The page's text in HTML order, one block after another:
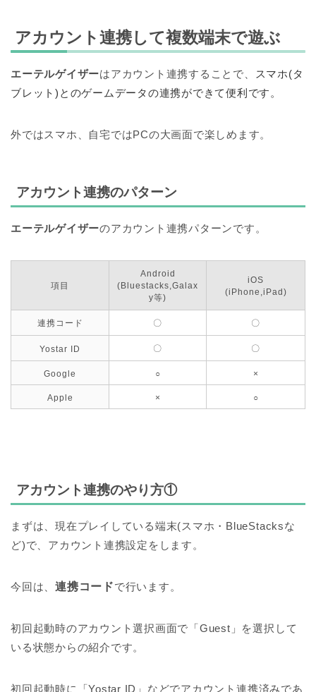
アカウント連携して複数端末で遊ぶ
エーテルゲイザーはアカウント連携することで、 スマホ(タ
ブレット)とのゲームデータの連携ができて便利です。
外ではスマホ、自宅ではPCの大画面で楽しめます。
アカウント連携のパターン
エーテルゲイザーのアカウント連携パターンです。
項目
Android
(Bluestacks,Galax
y等)
iOS
(iPhone,iPad)
連携コード 〇 〇
Yostar ID 〇 〇
Google ○ ×
Apple × ○
アカウント連携のやり方①
まずは、現在プレイしている端末(スマホ・BlueStacksな
ど)で、アカウント連携設定をします。
今回は、連携コードで行います。
初回起動時のアカウント選択画面で「Guest」を選択して
いる状態からの紹介です。
初回起動時に「Yostar ID」などでアカウント連携済みであ